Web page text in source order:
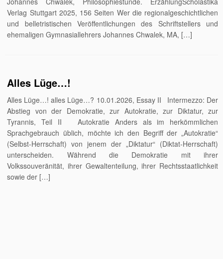
Verlag Stuttgart 2025, 156 Seiten Wer die regionalgeschichtlichen
und belletristischen Veröffentlichungen des Schriftstellers und
ehemaligen Gymnasiallehrers Johannes Chwalek, MA, […]
Alles Lüge…!
Alles Lüge…! alles Lüge…? 10.01.2026, Essay II Intermezzo: Der
Abstieg von der Demokratie, zur Autokratie, zur Diktatur, zur
Tyrannis, Teil II Autokratie Anders als im herkömmlichen
Sprachgebrauch üblich, möchte ich den Begriff der „Autokratie“
(Selbst-Herrschaft) von jenem der „Diktatur“ (Diktat-Herrschaft)
unterscheiden. Während die Demokratie mit ihrer
Volkssouveränität, ihrer Gewaltenteilung, ihrer Rechtsstaatlichkeit
sowie der […]